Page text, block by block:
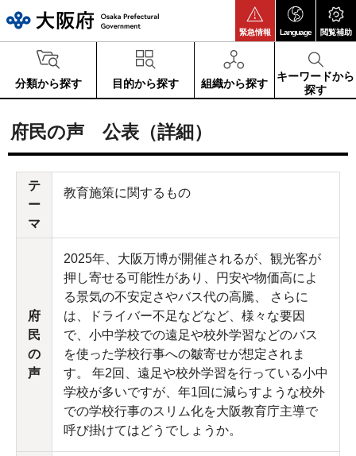
緊急情報 Language 閲覧補助
分類から探す 目的から探す 組織から探す
キーワードから
探す
府民の声 公表（詳細）
テ
ー
マ
教育施策に関するもの
府
民
の
声
2025年、大阪万博が開催されるが、観光客が
押し寄せる可能性があり、円安や物価高によ
る景気の不安定さやバス代の高騰、 さらに
は、ドライバー不足などなど、様々な要因
で、小中学校での遠足や校外学習などのバス
を使った学校行事への皺寄せが想定されま
す。 年2回、遠足や校外学習を行っている小中
学校が多いですが、年1回に減らすような校外
での学校行事のスリム化を大阪教育庁主導で
呼び掛けてはどうでしょうか。